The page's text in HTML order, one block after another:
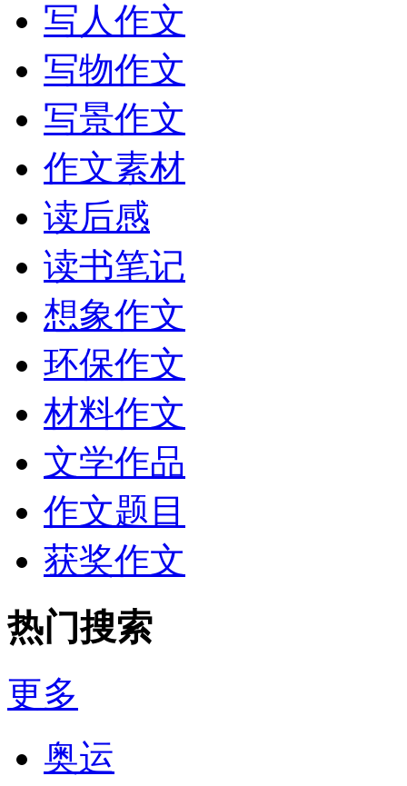
写人作文
写物作文
写景作文
作文素材
读后感
读书笔记
想象作文
环保作文
材料作文
文学作品
作文题目
获奖作文
热门搜索
更多
奥运